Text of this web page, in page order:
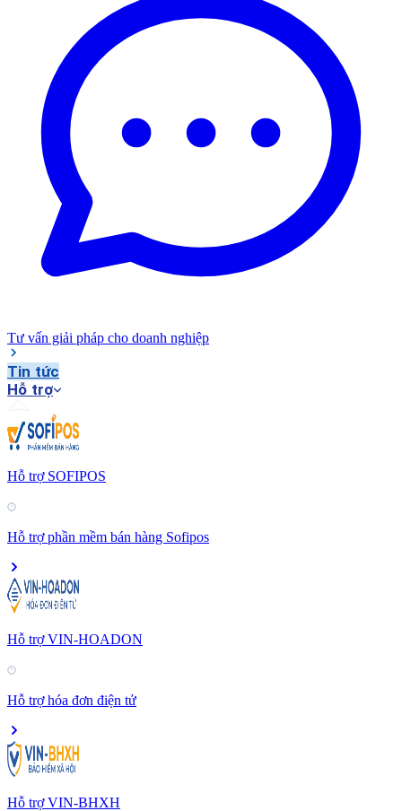
Tư vấn giải pháp cho doanh nghiệp
Tin tức
Hỗ trợ
Hỗ trợ SOFIPOS
Hỗ trợ phần mềm bán hàng Sofipos
Hỗ trợ VIN-HOADON
Hỗ trợ hóa đơn điện tử
Hỗ trợ VIN-BHXH